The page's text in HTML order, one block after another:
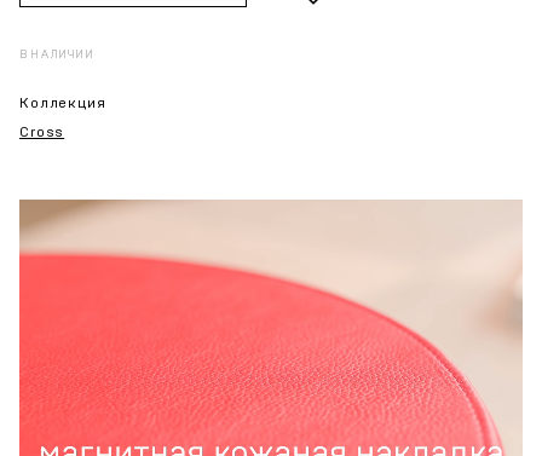
В НАЛИЧИИ
Коллекция
Cross